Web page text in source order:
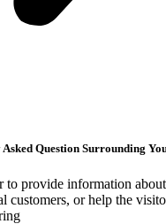
Question Surrounding
to provide information
customers, or help the